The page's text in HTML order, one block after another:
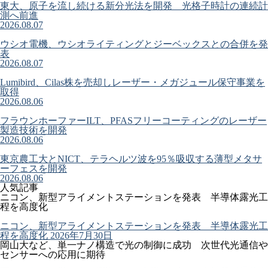
東大、原子を流し続ける新分光法を開発 光格子時計の連続計
測へ前進
2026.08.07
ウシオ電機、ウシオライティングとジーベックスとの合併を発
表
2026.08.07
Lumibird、Cilas株を売却しレーザー・メガジュール保守事業を
取得
2026.08.06
フラウンホーファーILT、PFASフリーコーティングのレーザー
製造技術を開発
2026.08.06
東京農工大とNICT、テラヘルツ波を95％吸収する薄型メタサ
ーフェスを開発
2026.08.06
人気記事
ニコン、新型アライメントステーションを発表 半導体露光工
程を高度化
ニコン、新型アライメントステーションを発表 半導体露光工
程を高度化 2026年7月30日
岡山大など、単一ナノ構造で光の制御に成功 次世代光通信や
センサーへの応用に期待